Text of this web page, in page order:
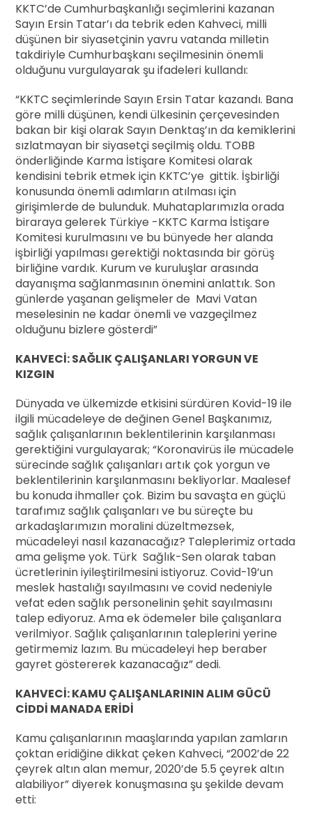
KKTC’de Cumhurbaşkanlığı seçimlerini kazanan
Sayın Ersin Tatar’ı da tebrik eden Kahveci, milli
düşünen bir siyasetçinin yavru vatanda milletin
takdiriyle Cumhurbaşkanı seçilmesinin önemli
olduğunu vurgulayarak şu ifadeleri kullandı:
“KKTC seçimlerinde Sayın Ersin Tatar kazandı. Bana
göre milli düşünen, kendi ülkesinin çerçevesinden
bakan bir kişi olarak Sayın Denktaş’ın da kemiklerini
sızlatmayan bir siyasetçi seçilmiş oldu. TOBB
önderliğinde Karma İstişare Komitesi olarak
kendisini tebrik etmek için KKTC’ye gittik. İşbirliği
konusunda önemli adımların atılması için
girişimlerde de bulunduk. Muhataplarımızla orada
biraraya gelerek Türkiye -KKTC Karma İstişare
Komitesi kurulmasını ve bu bünyede her alanda
işbirliği yapılması gerektiği noktasında bir görüş
birliğine vardık. Kurum ve kuruluşlar arasında
dayanışma sağlanmasının önemini anlattık. Son
günlerde yaşanan gelişmeler de Mavi Vatan
meselesinin ne kadar önemli ve vazgeçilmez
olduğunu bizlere gösterdi”
KAHVECİ: SAĞLIK ÇALIŞANLARI YORGUN VE
KIZGIN
Dünyada ve ülkemizde etkisini sürdüren Kovid-19 ile
ilgili mücadeleye de değinen Genel Başkanımız,
sağlık çalışanlarının beklentilerinin karşılanması
gerektiğini vurgulayarak; “Koronavirüs ile mücadele
sürecinde sağlık çalışanları artık çok yorgun ve
beklentilerinin karşılanmasını bekliyorlar. Maalesef
bu konuda ihmaller çok. Bizim bu savaşta en güçlü
tarafımız sağlık çalışanları ve bu süreçte bu
arkadaşlarımızın moralini düzeltmezsek,
mücadeleyi nasıl kazanacağız? Taleplerimiz ortada
ama gelişme yok. Türk Sağlık-Sen olarak taban
ücretlerinin iyileştirilmesini istiyoruz. Covid-19’un
meslek hastalığı sayılmasını ve covid nedeniyle
vefat eden sağlık personelinin şehit sayılmasını
talep ediyoruz. Ama ek ödemeler bile çalışanlara
verilmiyor. Sağlık çalışanlarının taleplerini yerine
getirmemiz lazım. Bu mücadeleyi hep beraber
gayret göstererek kazanacağız” dedi.
KAHVECİ: KAMU ÇALIŞANLARININ ALIM GÜCÜ
CİDDİ MANADA ERİDİ
Kamu çalışanlarının maaşlarında yapılan zamların
çoktan eridiğine dikkat çeken Kahveci, “2002’de 22
çeyrek altın alan memur, 2020’de 5.5 çeyrek altın
alabiliyor” diyerek konuşmasına şu şekilde devam
etti: